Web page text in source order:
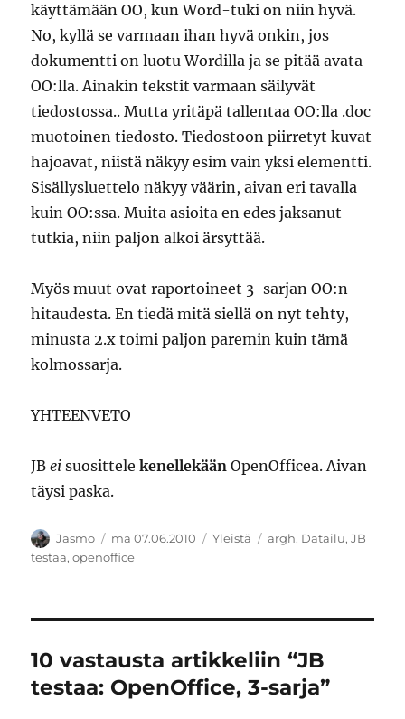
käyttämään OO, kun Word-tuki on niin hyvä.
No, kyllä se varmaan ihan hyvä onkin, jos
dokumentti on luotu Wordilla ja se pitää avata
OO:lla. Ainakin tekstit varmaan säilyvät
tiedostossa.. Mutta yritäpä tallentaa OO:lla .doc
muotoinen tiedosto. Tiedostoon piirretyt kuvat
hajoavat, niistä näkyy esim vain yksi elementti.
Sisällysluettelo näkyy väärin, aivan eri tavalla
kuin OO:ssa. Muita asioita en edes jaksanut
tutkia, niin paljon alkoi ärsyttää.
Myös muut ovat raportoineet 3-sarjan OO:n
hitaudesta. En tiedä mitä siellä on nyt tehty,
minusta 2.x toimi paljon paremin kuin tämä
kolmossarja.
YHTEENVETO
JBei suosittelekenellekään OpenOfficea. Aivan
täysi paska.
Kirjoittaja
Jasmo Julkaistu
ma 07.06.2010 Kategoriat
Yleistä Avainsanat
argh, Datailu,JB
testaa,openoffice
10 vastausta artikkeliin “JB
testaa: OpenOffice, 3-sarja”